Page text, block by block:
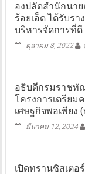
องปลัดสำนักนาย
ร้อยเอ็ด ได้รับร
บริหารจัดการที่ดี
ตุลาคม 8, 2022
อธิบดีกรมราชทั
โครงการเตรีย
เศษฐกิจพอเพียง
มีนาคม 12, 2024
เปิดทรานซิสเตอ